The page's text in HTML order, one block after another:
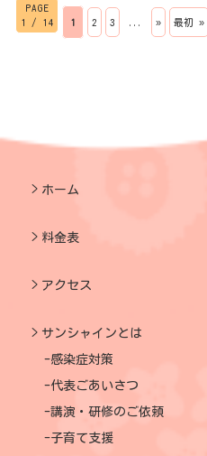
PAGE
1 / 14
1 2 3 » 最初 »
ホーム
料金表
アクセス
サンシャインとは
感染症対策
代表ごあいさつ
講演・研修のご依頼
子育て支援